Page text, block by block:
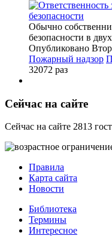
Обычно
безопасности в
Опубликовано
Пожарный надзор
32072 раз
Сейчас на сайте
Сейчас на сайте 2813
Правила
Карта сайта
Новости
Библиотека
Термины
Интересное